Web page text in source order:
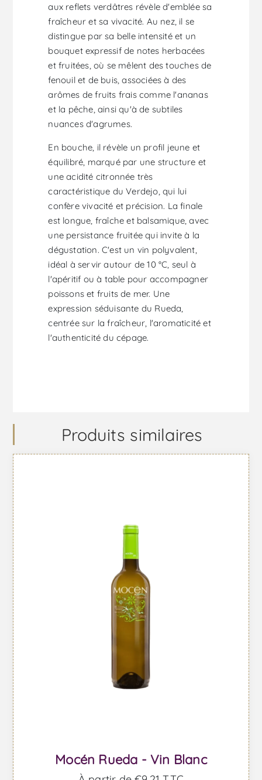
aux reflets verdâtres révèle d'emblée sa
fraîcheur et sa vivacité. Au nez, il se
distingue par sa belle intensité et un
bouquet expressif de notes herbacées
et fruitées, où se mêlent des touches de
fenouil et de buis, associées à des
arômes de fruits frais comme l'ananas
et la pêche, ainsi qu'à de subtiles
nuances d'agrumes.
En bouche, il révèle un profil jeune et
équilibré, marqué par une structure et
une acidité citronnée très
caractéristique du Verdejo, qui lui
confère vivacité et précision. La finale
est longue, fraîche et balsamique, avec
une persistance fruitée qui invite à la
dégustation. C'est un vin polyvalent,
idéal à servir autour de 10 °C, seul à
l'apéritif ou à table pour accompagner
poissons et fruits de mer. Une
expression séduisante du Rueda,
centrée sur la fraîcheur, l'aromaticité et
l'authenticité du cépage.
Produits similaires
Mocén Rueda - Vin Blanc